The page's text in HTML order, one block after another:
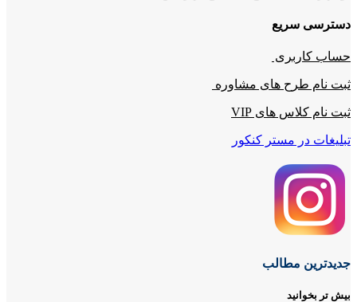
دسترسی سریع
حساب کاربری
ثبت نام طرح های مشاوره
ثبت نام کلاس های VIP
تبلیغات در مستر کنکور
جدیدترین مطالب
بیش تر بخوانید